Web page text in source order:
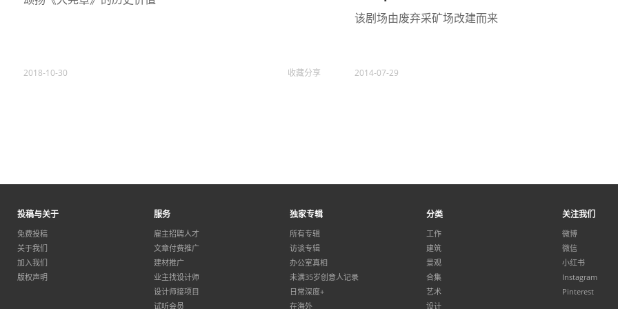
2018-10-30 收藏分享
该剧场由废弃采矿场改建而来
2014-07-29
投稿与关于
免费投稿
关于我们
加入我们
版权声明
服务
雇主招聘人才
文章付费推广
建材推广
业主找设计师
设计师接项目
试听会员
独家专辑
所有专辑
访谈专辑
办公室真相
未满35岁创意人记录
日常深度+
在海外
分类
工作
建筑
景观
合集
艺术
设计
关注我们
微博
微信
小红书
Instagram
Pinterest